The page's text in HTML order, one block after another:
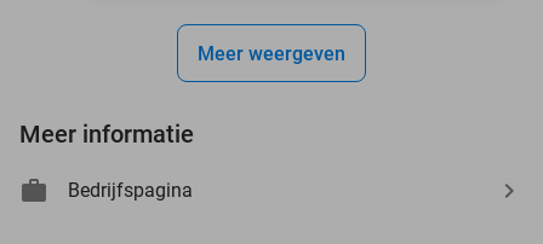
Meer weergeven
Meer informatie
Bedrijfspagina